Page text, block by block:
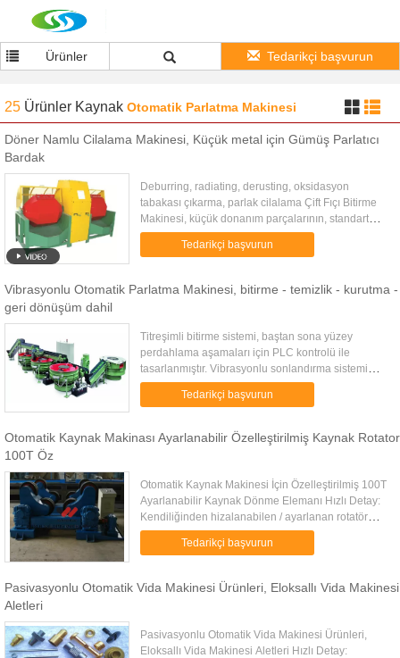
Ürünler Tedarikçi başvurun
25 Ürünler Kaynak Otomatik Parlatma Makinesi
Döner Namlu Cilalama Makinesi, Küçük metal için Gümüş Parlatıcı
Bardak
Deburring, radiating, derusting, oksidasyon
tabakası çıkarma, parlak cilalama Çift Fıçı Bitirme
Makinesi, küçük donanım parçalarının, standart
parçaların ve bileşenlerin ve her türlü parçanın
kirlenmesini ve ...
Tedarikçi başvurun
Vibrasyonlu Otomatik Parlatma Makinesi, bitirme - temizlik - kurutma -
geri dönüşüm dahil
Titreşimli bitirme sistemi, baştan sona yüzey
perdahlama aşamaları için PLC kontrolü ile
tasarlanmıştır. Vibrasyonlu sonlandırma sistemi
Otomatik titreşimli finisaj sistemi, titreşimli son
işlem, su temizleme ...
Tedarikçi başvurun
Otomatik Kaynak Makinası Ayarlanabilir Özelleştirilmiş Kaynak Rotator
100T Öz
Otomatik Kaynak Makinesi İçin Özelleştirilmiş 100T
Ayarlanabilir Kaynak Dönme Elemanı Hızlı Detay:
Kendiliğinden hizalanabilen / ayarlanan rotatör
dairesel boru / tank / damar kaynağı için uygundur;
Tekerlekler ...Tedarikçi başvurun
Pasivasyonlu Otomatik Vida Makinesi Ürünleri, Eloksallı Vida Makinesi
Aletleri
Pasivasyonlu Otomatik Vida Makinesi Ürünleri,
Eloksallı Vida Makinesi Aletleri Hızlı Detay: